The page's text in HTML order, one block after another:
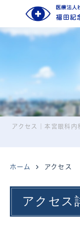
アクセス｜本宮眼科
ホーム アクセス
アクセス